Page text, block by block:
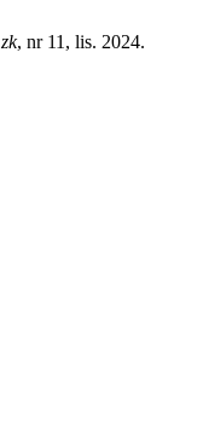
zk, nr 11, lis. 2024.